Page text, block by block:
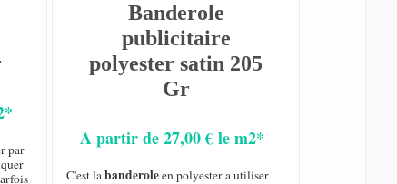
par
Banderole
publicitaire
polyester satin 205
Gr
A partir de 27,00 € le m2*
C'est labanderoleen polyester a utiliser